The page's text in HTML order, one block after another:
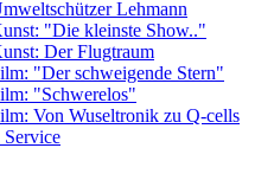
Lehmann
"Die kleinste Show.."
Der Flugtraum
"Der schweigende Stern"
"Schwerelos"
Von Wuseltronik zu Q-cells